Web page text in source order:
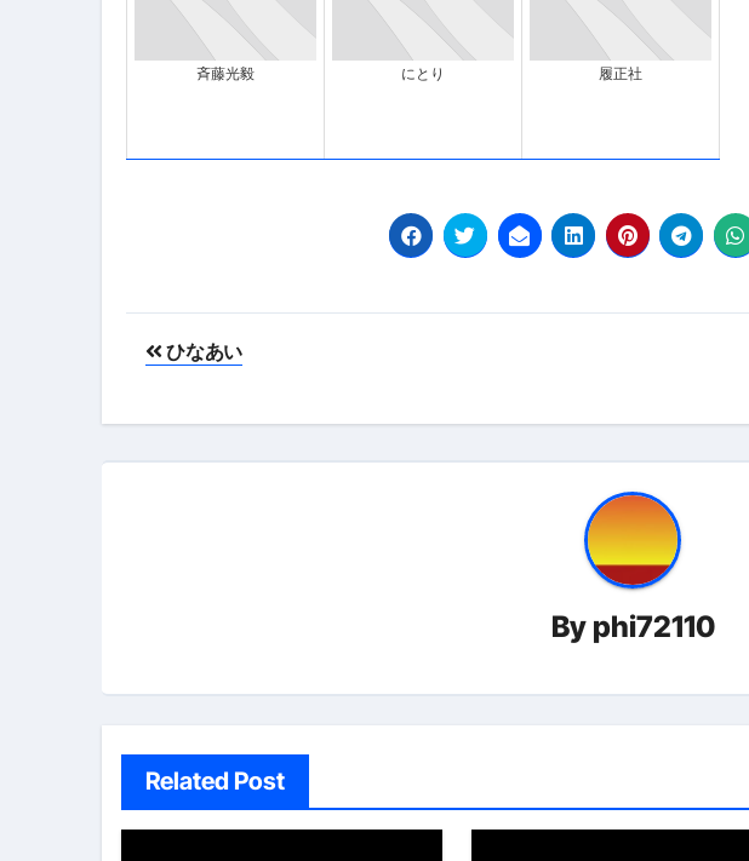
【Instagram Live】イタリア行きの飛行機乗り遅れ事件
【賄いラーメン】人生初の二郎系ラーメン！イタリア人
フェノミナ-4K吹替音声収録版- （ブルーレイディスク
2026年料理人ローマへ行く！航空券0円てマジ？&アジ
今年一番美味しい【卵かけご飯】#shorts
本場イタリア観光客の来ない店【ペスト・ジェノベー
【何も言わなくても通じ合う】イタリアンの名店 イ
斉藤光毅 にとり 履正社
投
ナ
ョ
ひなあい
By phi72110
Related Post